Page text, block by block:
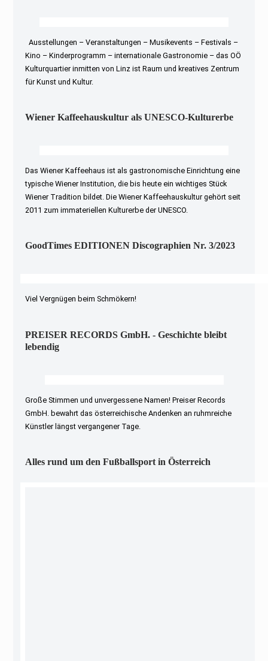
Ausstellungen – Veranstaltungen – Musikevents – Festivals –
Kino – Kinderprogramm – internationale Gastronomie – das OÖ
Kulturquartier inmitten von Linz ist Raum und kreatives Zentrum
für Kunst und Kultur.
Wiener Kaffeehauskultur als UNESCO-Kulturerbe
Das Wiener Kaffeehaus ist als gastronomische Einrichtung eine
typische Wiener Institution, die bis heute ein wichtiges Stück
Wiener Tradition bildet. Die Wiener Kaffeehauskultur gehört seit
2011 zum immateriellen Kulturerbe der UNESCO.
GoodTimes EDITIONEN Discographien Nr. 3/2023
Viel Vergnügen beim Schmökern!
PREISER RECORDS GmbH. - Geschichte bleibt
lebendig
Große Stimmen und unvergessene Namen! Preiser Records
GmbH. bewahrt das österreichische Andenken an ruhmreiche
Künstler längst vergangener Tage.
Alles rund um den Fußballsport in Österreich